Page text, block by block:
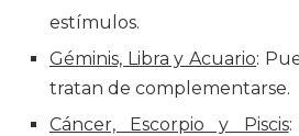
estímulos.
Géminis, Libra y Acuario:
tratan de complementarse.
Cáncer, Escorpio y Piscis: